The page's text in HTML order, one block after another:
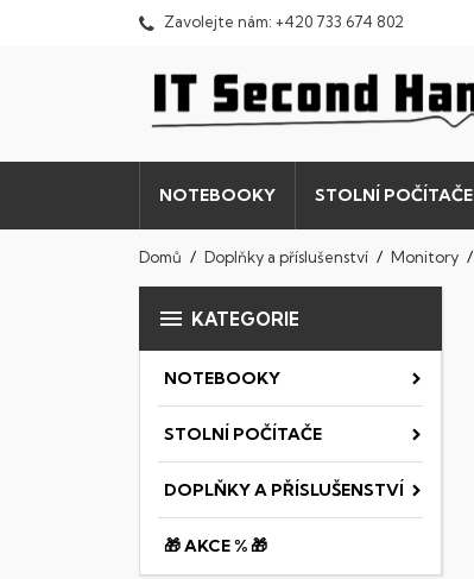
Zavolejte nám: +420 733 674 802
NOTEBOOKY STOLNÍ POČÍTAČE
Domů Doplňky a příslušenství Monitory
 KATEGORIE
NOTEBOOKY
STOLNÍ POČÍTAČE
DOPLŇKY A PŘÍSLUŠENSTVÍ
🎁 AKCE % 🎁